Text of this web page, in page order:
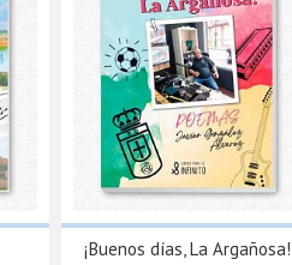
¡Buenos días, La Argañosa!